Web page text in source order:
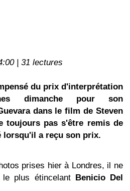
| 31 lectures
du prix d'interprétation
dimanche pour son
dans le film de Steven
toujours pas s'être remis de
lorsqu'il a reçu son prix.
prises hier à Londres, il ne
plus étincelant Benicio Del